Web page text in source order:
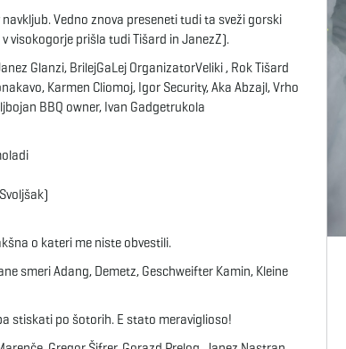
Vedno znova preseneti tudi ta sveži gorski
visokogorje prišla tudi Tišard in JanezZ).
Glanzi, BrilejGaLej OrganizatorVeliki , Rok Tišard
Karmen Cliomoj, Igor Security, Aka Abzajl, Vrho
BBQ owner, Ivan Gadgetrukola
o kateri me niste obvestili.
smeri Adang, Demetz, Geschweifter Kamin, Kleine
stiskati po šotorih. E stato meraviglioso!